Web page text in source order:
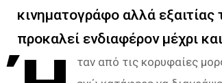
κινηματογράφο αλλά
προκαλεί ενδιαφέρον μέχρι
ταν από τις κορυφαίες